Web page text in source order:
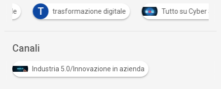
T
trasformazione digitale Tutto su Cyber Security
Canali
Industria 5.0/Innovazione in azienda